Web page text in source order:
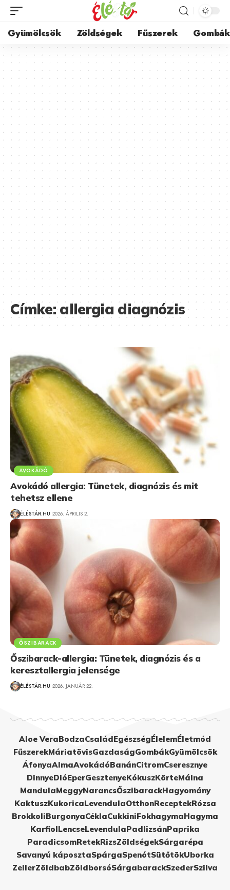
Gyümölcsök Zöldségek Fűszerek Gombák
Címke:allergia diagnózis
AVOKÁDÓ
Avokádó allergia: Tünetek, diagnózis és mit
tehetsz ellene
ÉLÉSTÁR.HU 2026. ÁPRILIS 2.
ŐSZIBARACK
Őszibarack-allergia: Tünetek, diagnózis és a
keresztallergia jelensége
ÉLÉSTÁR.HU 2026. JANUÁR 22.
Aloe VeraBodzaCsaládEgészségÉlelemÉletmód
FűszerekMáriatövisGazdaságGombákGyümölcsök
ÁfonyaAlmaAvokádóBanánCitromCseresznye
DinnyeDióEperGesztenyeKókuszKörteMálna
MandulaMeggyNarancsŐszibarackHagyomány
KaktuszKukoricaLevendulaOtthonReceptekRózsa
BrokkoliBurgonyaCéklaCukkiniFokhagymaHagyma
KarfiolLencseLevendulaPadlizsánPaprika
ParadicsomRetekRizsZöldségekSárgarépa
Savanyú káposztaSpárgaSpenótSütőtökUborka
ZellerZöldbabZöldborsóSárgabarackSzederSzilva